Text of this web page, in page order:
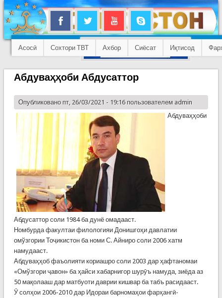
Асосӣ Сохтори ТВТ Ахбор Сиёсат Иқтисод
Абдуваҳҳоби Абдусаттор
Опубликовано пт, 26/03/2021 - 19:16 пользователем admin
Абдуваҳҳоби
Абдусаттор соли 1984 ба дунё омадааст.
Номбурда факултаи филологияи Донишгоҳи давлатии
омўзгории Тоҷикистон ба номи С. Айниро соли 2006 хатм
намудааст.
Абдуваҳҳоб фаъолияти кориашро соли 2003 дар ҳафтаномаи
«Омўзгори ҷавон» ба ҳайси хабарнигор шурӯъ намуда, зиёда аз
50 мақолааш дар матбуоти даврии кишвар ба табъ расидааст.
Ӯ солҳои 2006-2010 дар Идораи барномаҳои фарҳангӣ-